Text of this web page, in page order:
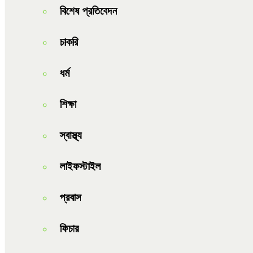
বিশেষ প্রতিবেদন
চাকরি
ধর্ম
শিক্ষা
স্বাস্থ্য
লাইফস্টাইল
প্রবাস
ফিচার